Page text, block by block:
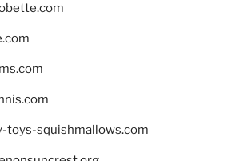
toys-squishmallows.com